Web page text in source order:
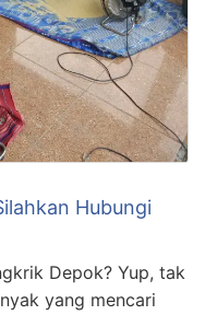
Hubungi
Depok? Yup, tak
yang mencari